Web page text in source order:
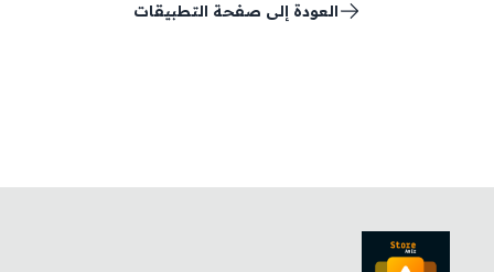
العودة إلى صفحة التطبيقات